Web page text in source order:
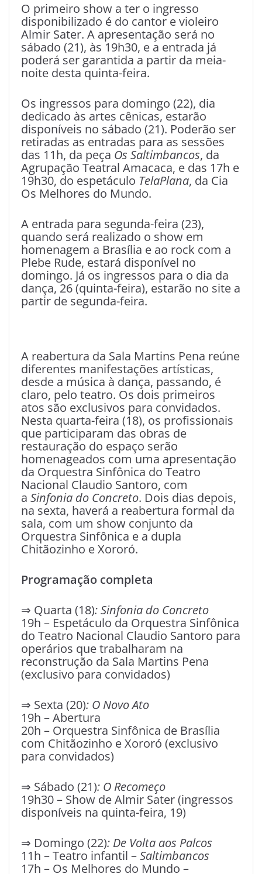
O primeiro show a ter o ingresso
disponibilizado é do cantor e violeiro
Almir Sater. A apresentação será no
sábado (21), às 19h30, e a entrada já
poderá ser garantida a partir da meia-
noite desta quinta-feira.
Os ingressos para domingo (22), dia
dedicado às artes cênicas, estarão
disponíveis no sábado (21). Poderão ser
retiradas as entradas para as sessões
das 11h, da peça Os Saltimbancos, da
Agrupação Teatral Amacaca, e das 17h e
19h30, do espetáculo TelaPlana, da Cia
Os Melhores do Mundo.
A entrada para segunda-feira (23),
quando será realizado o show em
homenagem a Brasília e ao rock com a
Plebe Rude, estará disponível no
domingo. Já os ingressos para o dia da
dança, 26 (quinta-feira), estarão no site a
partir de segunda-feira.
A reabertura da Sala Martins Pena reúne
diferentes manifestações artísticas,
desde a música à dança, passando, é
claro, pelo teatro. Os dois primeiros
atos são exclusivos para convidados.
Nesta quarta-feira (18), os profissionais
que participaram das obras de
restauração do espaço serão
homenageados com uma apresentação
da Orquestra Sinfônica do Teatro
Nacional Claudio Santoro, com
a Sinfonia do Concreto. Dois dias depois,
na sexta, haverá a reabertura formal da
sala, com um show conjunto da
Orquestra Sinfônica e a dupla
Chitãozinho e Xororó.
Programação completa
⇒ Quarta (18): Sinfonia do Concreto
19h – Espetáculo da Orquestra Sinfônica
do Teatro Nacional Claudio Santoro para
operários que trabalharam na
reconstrução da Sala Martins Pena
(exclusivo para convidados)
⇒ Sexta (20): O Novo Ato
19h – Abertura
20h – Orquestra Sinfônica de Brasília
com Chitãozinho e Xororó (exclusivo
para convidados)
⇒ Sábado (21): O Recomeço
19h30 – Show de Almir Sater (ingressos
disponíveis na quinta-feira, 19)
⇒ Domingo (22): De Volta aos Palcos
11h – Teatro infantil –Saltimbancos
17h – Os Melhores do Mundo –